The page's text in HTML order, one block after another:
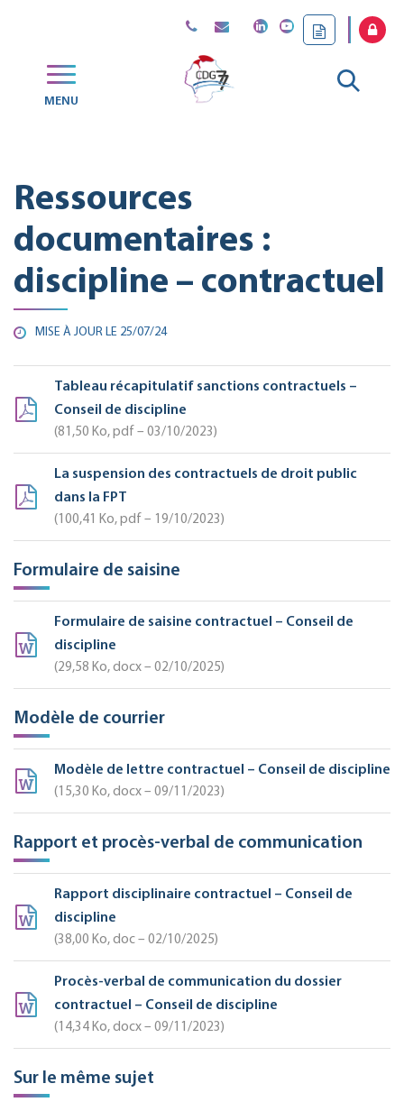
MENU
Aller
Ressources
documentaires :
discipline – contractuel
MISE À JOUR LE 25/07/24
Tableau récapitulatif sanctions contractuels –
Conseil de discipline
81,50 Ko, pdf – 03/10/2023
La suspension des contractuels de droit public
dans la FPT
100,41 Ko, pdf – 19/10/2023
Formulaire de saisine
Formulaire de saisine contractuel – Conseil de
discipline
29,58 Ko, docx – 02/10/2025
Modèle de courrier
Modèle de lettre contractuel – Conseil de discipline
15,30 Ko, docx – 09/11/2023
Rapport et procès-verbal de communication
Rapport disciplinaire contractuel – Conseil de
discipline
38,00 Ko, doc – 02/10/2025
Procès-verbal de communication du dossier
contractuel – Conseil de discipline
14,34 Ko, docx – 09/11/2023
Sur le même sujet